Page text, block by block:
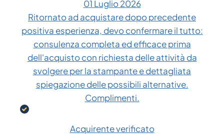
01 Luglio 2026
Ritornato ad acquistare dopo precedente
positiva esperienza, devo confermare il tutto:
consulenza completa ed efficace prima
dell'acquisto con richiesta delle attività da
svolgere per la stampante e dettagliata
spiegazione delle possibili alternative.
Complimenti.
Acquirente verificato